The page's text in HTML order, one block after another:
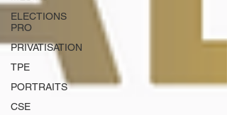
ELECTIONS
PRO
PRIVATISATION
TPE
PORTRAITS
CSE